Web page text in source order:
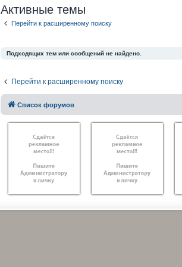
Активные темы
Перейти к расширенному поиску
Подходящих тем или сообщений не найдено.
Перейти к расширенному поиску
Список форумов